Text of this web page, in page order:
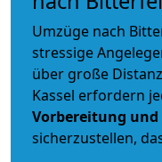
Umzüge nach
stressige
über große
Kassel erfordern
Vorbereitung
sicherzustellen,